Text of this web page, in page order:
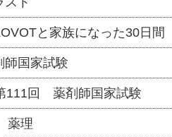
と家族になった30日間
師国家試験
111回 薬剤師国家試験
薬理